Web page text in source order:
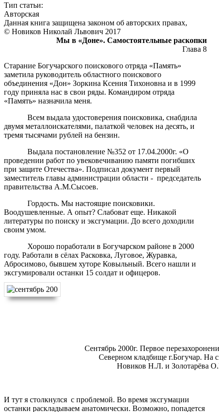
Тип статьи:
Авторская
Данная книга защищена законом об авторских правах,
© Новиков Николай Львович 2017
Мы в «Доне». Самостоятельные раскопки
Глава 8
Старание Богучарского поискового отряда «Память»
заметила руководитель областного поискового
объединения «Дон» Зоркина Ксения Тихоновна и в 1999
году приняла нас в свои ряды. Командиром отряда
«Память» назначила меня.
Всем выдала удостоверения поисковика, снабдила
двумя металлоискателями, палаткой человек на десять, и
тремя тысячами рублей на бензин.
Выдала постановление №352 от 17.04.2000г. «О
проведении работ по увековечиванию памяти погибших
при защите Отечества». Подписал документ первый
заместитель главы администрации области - председатель
правительства А.М.Сысоев.
Гордость. Мы настоящие поисковики.
Воодушевленные. А опыт? Слабоват еще. Никакой
литературы по поиску и эксгумации. До всего доходили
своим умом.
Хорошо поработали в Богучарском районе в 2000
году. Работали в сёлах Расковка, Луговое, Журавка,
Абросимово, бывшем хуторе Ковыльный. Всего нашли и
эксгумировали останки 15 солдат и офицеров.
Сентябрь 2000г. Первое перезахоронение
Северном кладбище г.Богучар. На
Новиков Н.Л. и Золотарёва О.В.
И тут я столкнулся с проблемой. Во время эксгумации
останки раскладываем анатомически. Возможно, попадется